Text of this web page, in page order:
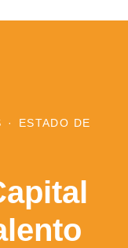
·
ESTADO DE